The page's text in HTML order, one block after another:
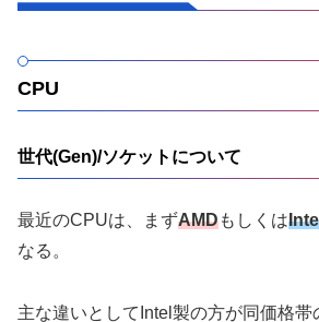
CPU
世代(Gen)/ソケットについて
最近のCPUは、まずAMDもしくは
なる。
主な違いとしてIntel製の方が同価格帯